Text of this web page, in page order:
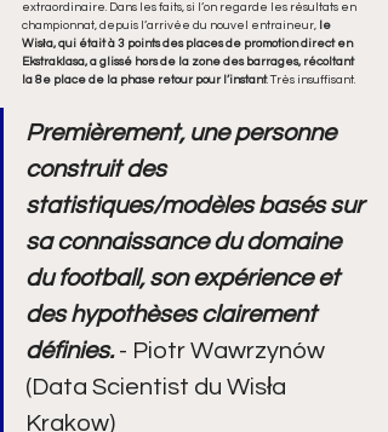
extraordinaire. Dans les faits, si l’on regarde les résultats en
championnat, depuis l’arrivée du nouvel entraineur,
le
Wisła, qui était à 3 points des places de promotion direct en
Ekstraklasa, a glissé hors de la zone des barrages, récoltant
la 8e place de la phase retour pour l’instant. Très insuffisant.
Premièrement, une personne
construit des
statistiques/modèles basés sur
sa connaissance du domaine
du football, son expérience et
des hypothèses clairement
définies. - Piotr Wawrzynów
(Data Scientist du Wisła
Krakow)